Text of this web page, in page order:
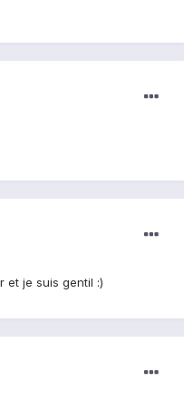
et je suis gentil :)